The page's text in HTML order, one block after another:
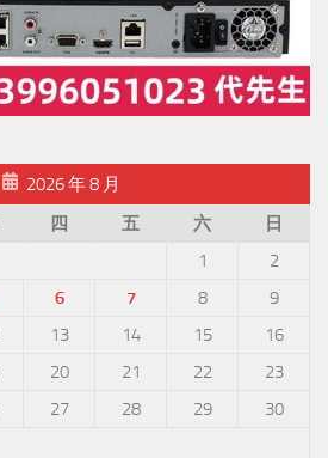
2026 年 8 月
四 五 六
日
1
2
6 7 8
9
13 14 15
16
20 21 22
23
27 28 29
30